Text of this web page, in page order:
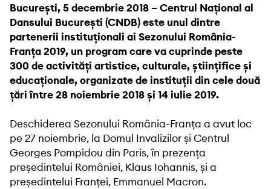
București, 5 decembrie 2018 –Centrul Național al
Dansului București (CNDB) este unul dintre
partenerii instituționali ai Sezonului România-
Franța 2019, un program care va cuprinde peste
300 de activități artistice, culturale, științifice și
educaționale, organizate de instituții din cele două
țări între 28 noiembrie 2018 și 14 iulie 2019.
Deschiderea Sezonului România-Franța a avut loc
pe 27 noiembrie, la Domul Invalizilor și Centrul
Georges Pompidou din Paris, în prezența
președintelui României, Klaus Iohannis, și a
președintelui Franței, Emmanuel Macron.